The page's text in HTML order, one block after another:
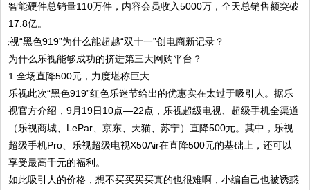
智能硬件总销量110万件，内容会员收入5000万，全天总销售额突破
17.8亿。
为什么乐视能够成功的挤进第三大网购平台？
1 全场直降500元，力度堪称巨大
乐视此次“黑色919”红色乐迷节给出的优惠实在太过于吸引人。据乐
视官方介绍，9月19日10点—22点，乐视超级电视、超级手机全渠道
（乐视商城、LePar、京东、天猫、苏宁）直降500元。其中，乐视
超级手机Pro、乐视超级电视X50Air在直降500元的基础上，还可以
享受最高千元的福利。
如此吸引人的价格，想不买买买买真的也很难啊，小编自己也被诱惑